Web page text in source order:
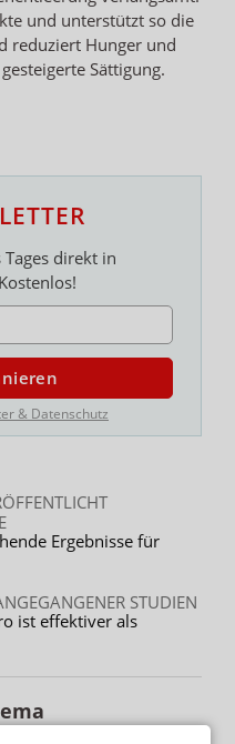
und unterstützt so die
reduziert Hunger und
Sättigung.
Tages direkt in
& Datenschutz
Ergebnisse für
STUDIEN
ist effektiver als